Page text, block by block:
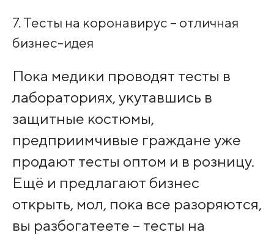
7. Тесты на коронавирус – отличная
бизнес-идея
Пока медики проводят тесты в
лабораториях, укутавшись в
защитные костюмы,
предприимчивые граждане уже
продают тесты оптом и в розницу.
Ещё и предлагают бизнес
открыть, мол, пока все разоряются,
вы разбогатеете – тесты на